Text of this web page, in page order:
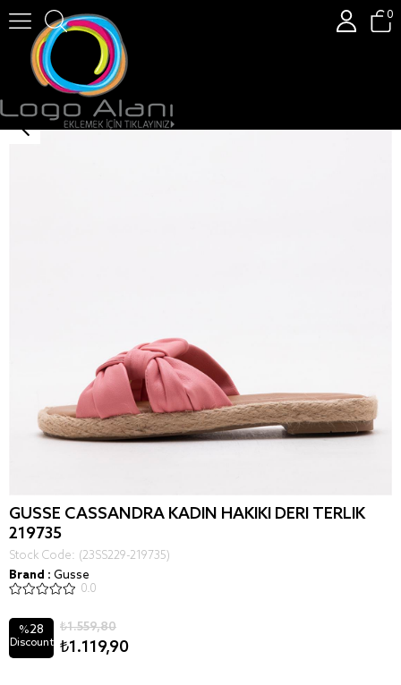
0
GUSSE CASSANDRA KADIN HAKIKI DERI TERLIK 219735
GUSSE CASSANDRA KADIN HAKIKI DERI TERLIK
219735
Stock Code
(23SS229-219735)
Brand : Gusse
0.0
%28
Discount
₺1.559,80
₺1.119,90